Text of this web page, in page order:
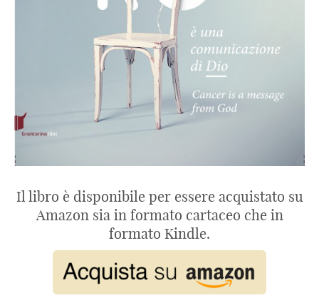
Il libro è disponibile per essere acquistato su
Amazon sia in formato cartaceo che in
formato Kindle.